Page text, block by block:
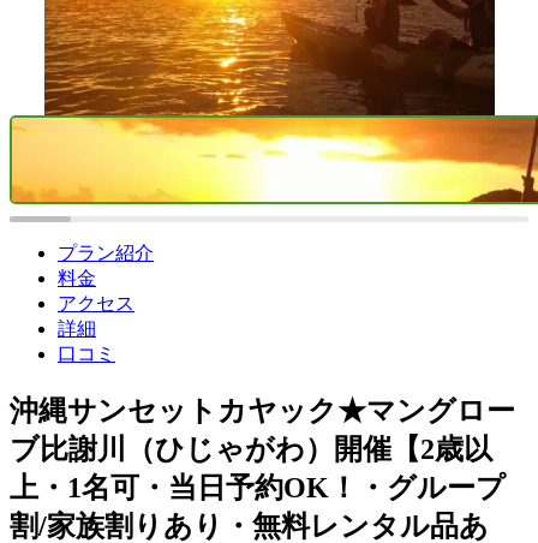
プラン紹介
料金
アクセス
詳細
口コミ
沖縄サンセットカヤック★マングロー
ブ比謝川（ひじゃがわ）開催【2歳以
上・1名可・当日予約OK！・グループ
割/家族割りあり・無料レンタル品あ